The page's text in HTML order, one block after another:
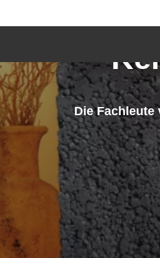
Die Fachleute